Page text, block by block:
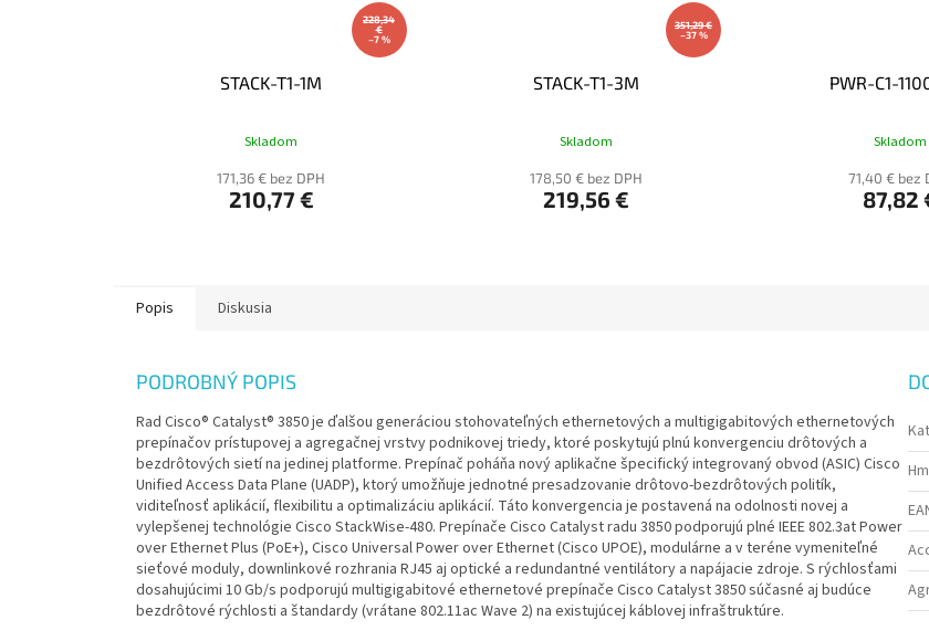
228,34
€
–7 %
STACK-T1-1M
Skladom
171,36 € bez DPH
210,77 €
351,29 €
–37 %
STACK-T1-3M
Skladom
178,50 € bez DPH
219,56 €
PWR-C1-
Skladom
71,40 € bez
87,82
Popis Diskusia
PODROBNÝ POPIS
Rad Cisco® Catalyst® 3850 je ďalšou generáciou stohovateľných ethernetových a multigigabitových ethernetových
prepínačov prístupovej a agregačnej vrstvy podnikovej triedy, ktoré poskytujú plnú konvergenciu drôtových a
bezdrôtových sietí na jedinej platforme. Prepínač poháňa nový aplikačne špecifický integrovaný obvod (ASIC) Cisco
Unified Access Data Plane (UADP), ktorý umožňuje jednotné presadzovanie drôtovo-bezdrôtových politík,
viditeľnosť aplikácií, flexibilitu a optimalizáciu aplikácií. Táto konvergencia je postavená na odolnosti novej a
vylepšenej technológie Cisco StackWise-480. Prepínače Cisco Catalyst radu 3850 podporujú plné IEEE 802.3at Power
over Ethernet Plus (PoE+), Cisco Universal Power over Ethernet (Cisco UPOE), modulárne a v teréne vymeniteľné
sieťové moduly, downlinkové rozhrania RJ45 aj optické a redundantné ventilátory a napájacie zdroje. S rýchlosťami
dosahujúcimi 10 Gb/s podporujú multigigabitové ethernetové prepínače Cisco Catalyst 3850 súčasné aj budúce
bezdrôtové rýchlosti a štandardy (vrátane 802.11ac Wave 2) na existujúcej káblovej infraštruktúre.